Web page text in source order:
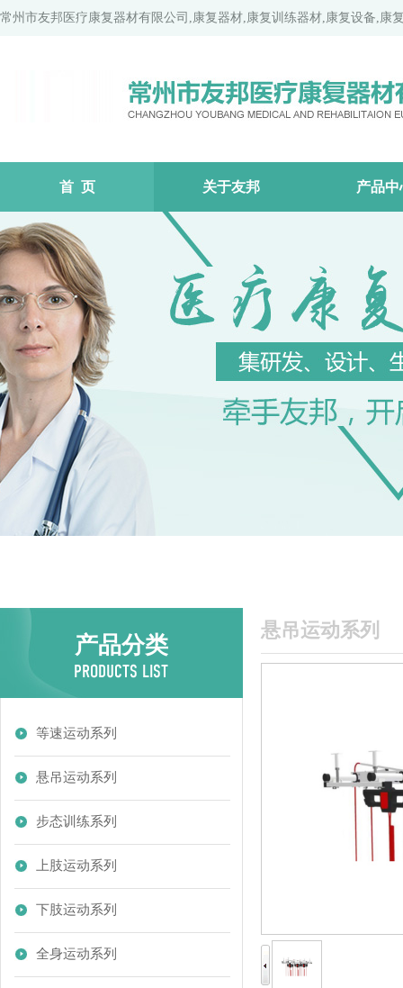
常州市友邦医疗康复器材有限公司,康复器材,康复训练器材,康复设备,康
首 页 关于友邦 产品中
产品分类
等速运动系列
悬吊运动系列
步态训练系列
上肢运动系列
下肢运动系列
全身运动系列
悬吊运动系列